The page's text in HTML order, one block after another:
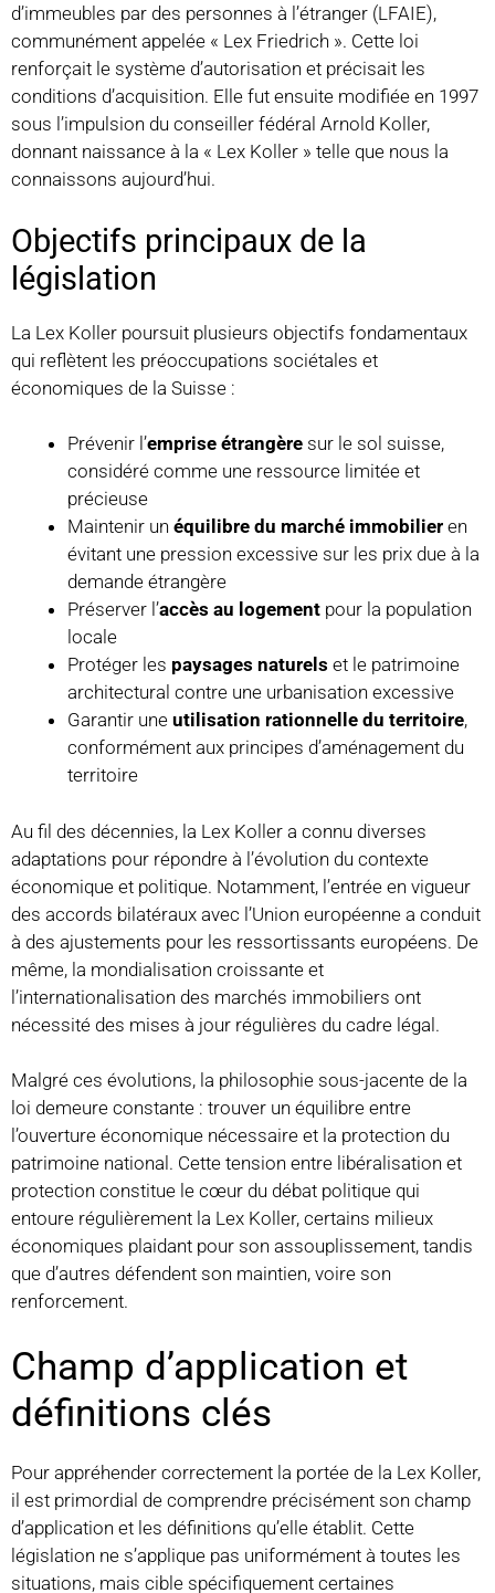
d’immeubles par des personnes à l’étranger (LFAIE),
communément appelée « Lex Friedrich ». Cette loi
renforçait le système d’autorisation et précisait les
conditions d’acquisition. Elle fut ensuite modifiée en 1997
sous l’impulsion du conseiller fédéral Arnold Koller,
donnant naissance à la « Lex Koller » telle que nous la
connaissons aujourd’hui.
Objectifs principaux de la
législation
La Lex Koller poursuit plusieurs objectifs fondamentaux
qui reflètent les préoccupations sociétales et
économiques de la Suisse :
Prévenir l’emprise étrangère sur le sol suisse,
considéré comme une ressource limitée et
précieuse
Maintenir un équilibre du marché immobilier en
évitant une pression excessive sur les prix due à la
demande étrangère
Préserver l’accès au logement pour la population
locale
Protéger les paysages naturels et le patrimoine
architectural contre une urbanisation excessive
Garantir une utilisation rationnelle du territoire,
conformément aux principes d’aménagement du
territoire
Au fil des décennies, la Lex Koller a connu diverses
adaptations pour répondre à l’évolution du contexte
économique et politique. Notamment, l’entrée en vigueur
des accords bilatéraux avec l’Union européenne a conduit
à des ajustements pour les ressortissants européens. De
même, la mondialisation croissante et
l’internationalisation des marchés immobiliers ont
nécessité des mises à jour régulières du cadre légal.
Malgré ces évolutions, la philosophie sous-jacente de la
loi demeure constante : trouver un équilibre entre
l’ouverture économique nécessaire et la protection du
patrimoine national. Cette tension entre libéralisation et
protection constitue le cœur du débat politique qui
entoure régulièrement la Lex Koller, certains milieux
économiques plaidant pour son assouplissement, tandis
que d’autres défendent son maintien, voire son
renforcement.
Champ d’application et
définitions clés
Pour appréhender correctement la portée de la Lex Koller,
il est primordial de comprendre précisément son champ
d’application et les définitions qu’elle établit. Cette
législation ne s’applique pas uniformément à toutes les
situations, mais cible spécifiquement certaines